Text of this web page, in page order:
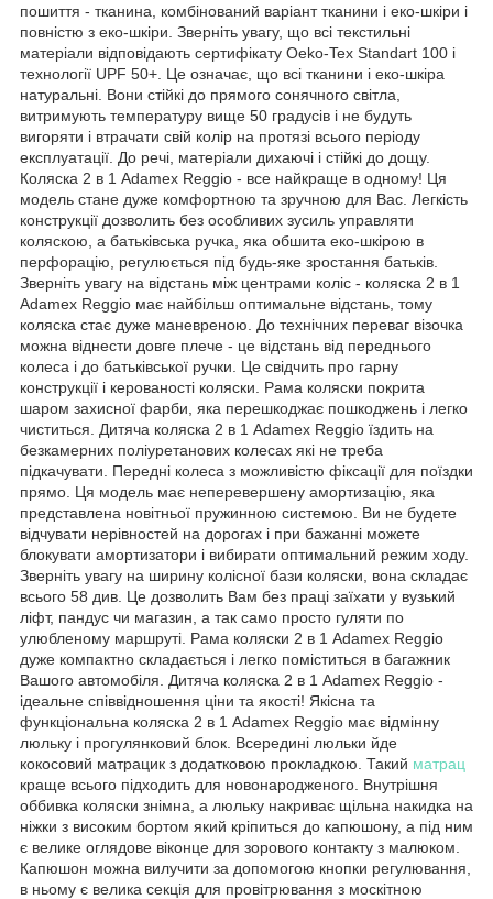
пошиття - тканина, комбінований варіант тканини і еко-шкіри і
повністю з еко-шкіри. Зверніть увагу, що всі текстильні
матеріали відповідають сертифікату Oeko-Tex Standart 100 і
технології UPF 50+. Це означає, що всі тканини і еко-шкіра
натуральні. Вони стійкі до прямого сонячного світла,
витримують температуру вище 50 градусів і не будуть
вигоряти і втрачати свій колір на протязі всього періоду
експлуатації. До речі, матеріали дихаючі і стійкі до дощу.
Коляска 2 в 1 Adamex Reggio - все найкраще в одному! Ця
модель стане дуже комфортною та зручною для Вас. Легкість
конструкції дозволить без особливих зусиль управляти
коляскою, а батьківська ручка, яка обшита еко-шкірою в
перфорацію, регулюється під будь-яке зростання батьків.
Зверніть увагу на відстань між центрами коліс - коляска 2 в 1
Adamex Reggio має найбільш оптимальне відстань, тому
коляска стає дуже маневреною. До технічних переваг візочка
можна віднести довге плече - це відстань від переднього
колеса і до батьківської ручки. Це свідчить про гарну
конструкції і керованості коляски. Рама коляски покрита
шаром захисної фарби, яка перешкоджає пошкоджень і легко
чиститься. Дитяча коляска 2 в 1 Adamex Reggio їздить на
безкамерних поліуретанових колесах які не треба
підкачувати. Передні колеса з можливістю фіксації для поїздки
прямо. Ця модель має неперевершену амортизацію, яка
представлена новітньої пружинною системою. Ви не будете
відчувати нерівностей на дорогах і при бажанні можете
блокувати амортизатори і вибирати оптимальний режим ходу.
Зверніть увагу на ширину колісної бази коляски, вона складає
всього 58 див. Це дозволить Вам без праці заїхати у вузький
ліфт, пандус чи магазин, а так само просто гуляти по
улюбленому маршруті. Рама коляски 2 в 1 Adamex Reggio
дуже компактно складається і легко поміститься в багажник
Вашого автомобіля. Дитяча коляска 2 в 1 Adamex Reggio -
ідеальне співвідношення ціни та якості! Якісна та
функціональна коляска 2 в 1 Adamex Reggio має відмінну
люльку і прогулянковий блок. Всередині люльки йде
кокосовий матрацик з додатковою прокладкою. Такий матрац
краще всього підходить для новонародженого. Внутрішня
оббивка коляски знімна, а люльку накриває щільна накидка на
ніжки з високим бортом який кріпиться до капюшону, а під ним
є велике оглядове віконце для зорового контакту з малюком.
Капюшон можна вилучити за допомогою кнопки регулювання,
в ньому є велика секція для провітрювання з москітною